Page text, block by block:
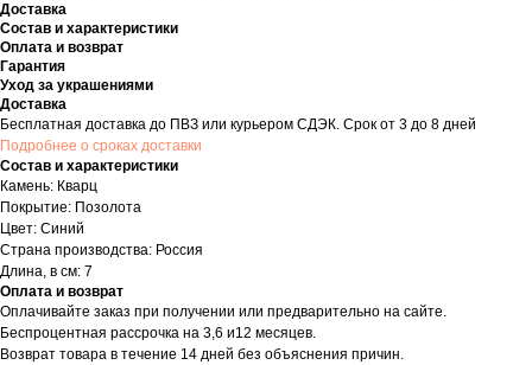
Доставка
Состав и характеристики
Оплата и возврат
Гарантия
Уход за украшениями
Доставка
Бесплатная доставка до ПВЗ или курьером СДЭК. Срок от 3 до 8 дней
Подробнее о сроках доставки
Состав и характеристики
Камень: Кварц
Покрытие: Позолота
Цвет: Синий
Страна производства: Россия
Длина, в см: 7
Оплата и возврат
Оплачивайте заказ при получении или предварительно на сайте.
Беспроцентная рассрочка на 3,6 и12 месяцев.
Возврат товара в течение 14 дней без объяснения причин.